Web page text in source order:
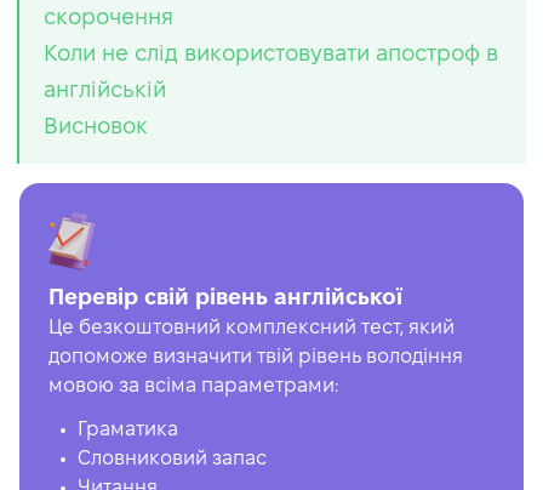
скорочення
Коли не слід використовувати апостроф в
англійській
Висновок
Перевір свій рівень англійської
Це безкоштовний комплексний тест, який
допоможе визначити твій рівень володіння
мовою за всіма параметрами:
Граматика
Словниковий запас